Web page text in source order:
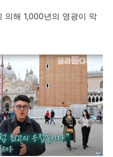
의해 1,000년의 영광이 막